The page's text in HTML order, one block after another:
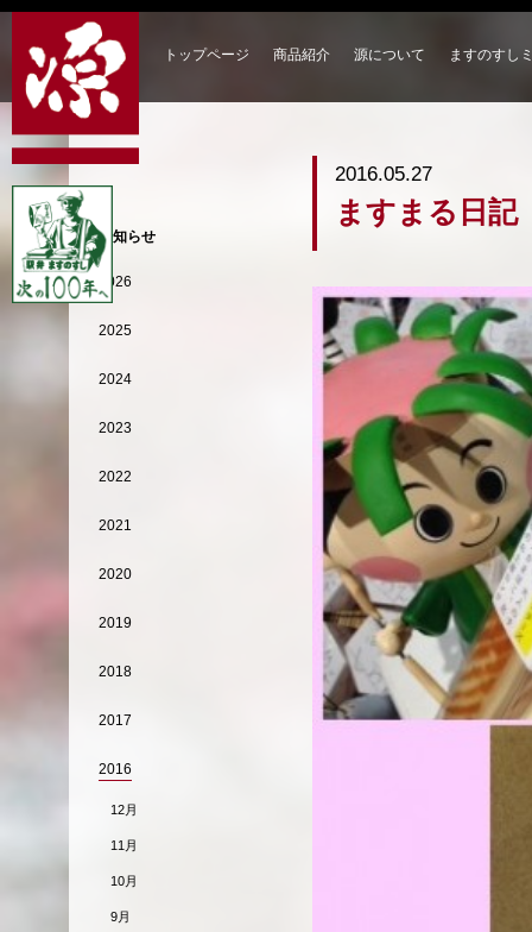
トップページ 商品紹介 源について ますのすし
2016.05.27
ますまる日
お知らせ
2026
2025
2024
2023
2022
2021
2020
2019
2018
2017
2016
12月
11月
10月
9月